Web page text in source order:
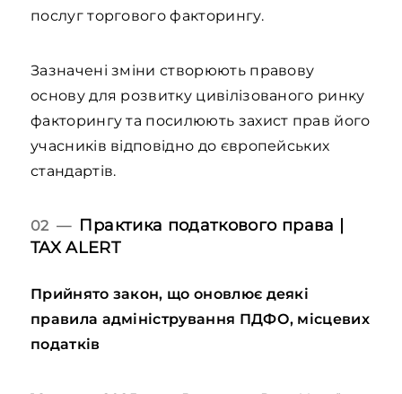
послуг торгового факторингу.
Зазначені зміни створюють правову
основу для розвитку цивілізованого ринку
факторингу та посилюють захист прав його
учасників відповідно до європейських
стандартів.
02 — Практика податкового права |
TAX ALERT
Прийнято закон, що оновлює деякі
правила адміністрування ПДФО, місцевих
податків